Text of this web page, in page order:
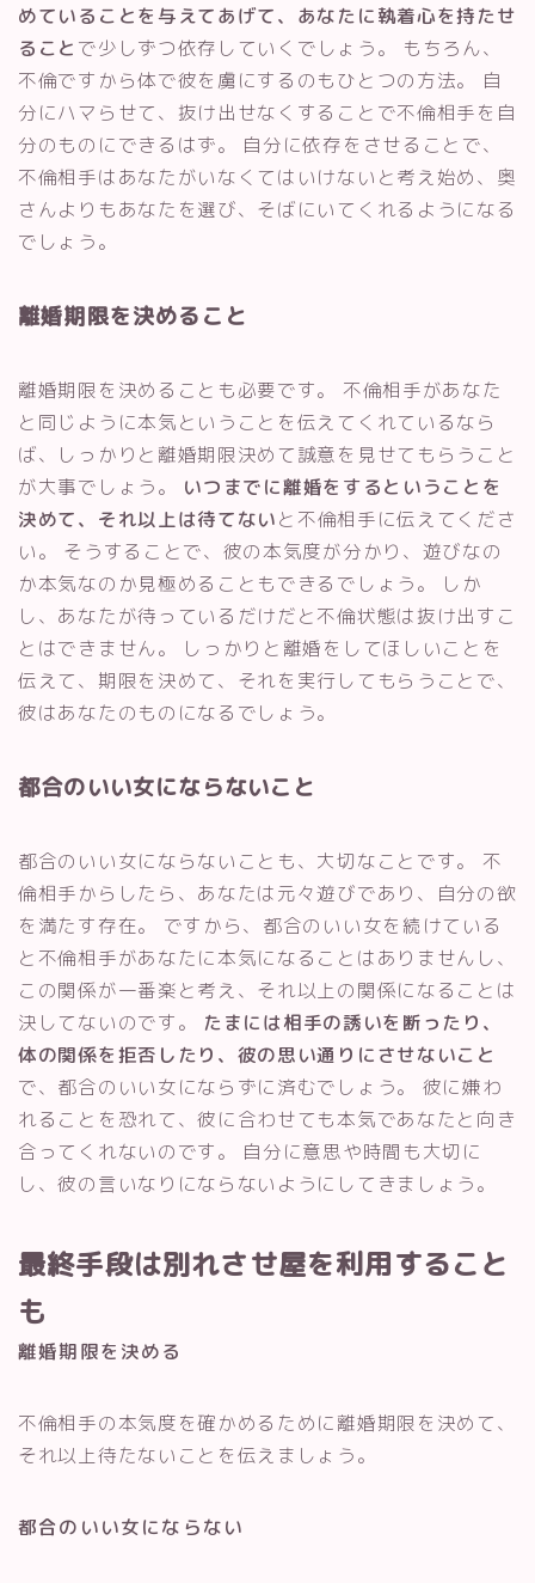
めていることを与えてあげて、あなたに執着心を持たせ
ること で少しずつ依存していくでしょう。 もちろん、
不倫ですから体で彼を虜にするのもひとつの方法。 自
分にハマらせて、抜け出せなくすることで不倫相手を自
分のものにできるはず。 自分に依存をさせることで、
不倫相手はあなたがいなくてはいけないと考え始め、奥
さんよりもあなたを選び、そばにいてくれるようになる
でしょう。
離婚期限を決めること
離婚期限を決めることも必要です。 不倫相手があなた
と同じように本気ということを伝えてくれているなら
ば、しっかりと離婚期限決めて誠意を見せてもらうこと
が大事でしょう。 いつまでに離婚をするということを
決めて、それ以上は待てないと不倫相手に伝えてくださ
い。 そうすることで、彼の本気度が分かり、遊びなの
か本気なのか見極めることもできるでしょう。 しか
し、あなたが待っているだけだと不倫状態は抜け出すこ
とはできません。 しっかりと離婚をしてほしいことを
伝えて、期限を決めて、それを実行してもらうことで、
彼はあなたのものになるでしょう。
都合のいい女にならないこと
都合のいい女にならないことも、大切なことです。 不
倫相手からしたら、あなたは元々遊びであり、自分の欲
を満たす存在。 ですから、都合のいい女を続けている
と不倫相手があなたに本気になることはありませんし、
この関係が一番楽と考え、それ以上の関係になることは
決してないのです。 たまには相手の誘いを断ったり、
体の関係を拒否したり、彼の思い通りにさせないこと
で、都合のいい女にならずに済むでしょう。 彼に嫌わ
れることを恐れて、彼に合わせても本気であなたと向き
合ってくれないのです。 自分に意思や時間も大切に
し、彼の言いなりにならないようにしてきましょう。
最終手段は別れさせ屋を利用すること
も
離婚期限を決める
不倫相手の本気度を確かめるために離婚期限を決めて、
それ以上待たないことを伝えましょう。
都合のいい女にならない